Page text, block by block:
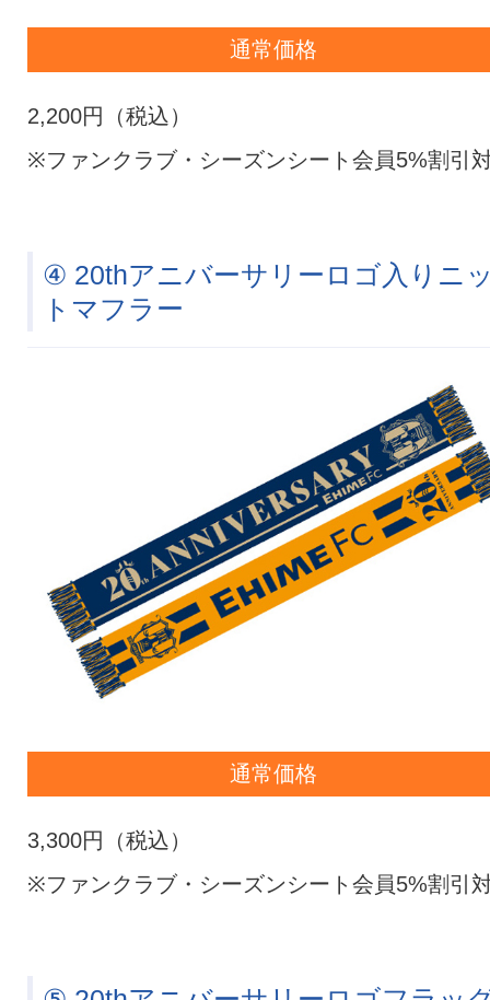
通常価格
2,200円（税込）
※ファンクラブ・シーズンシート会員5%割引
④ 20thアニバーサリーロゴ入りニ
トマフラー
通常価格
3,300円（税込）
※ファンクラブ・シーズンシート会員5%割引